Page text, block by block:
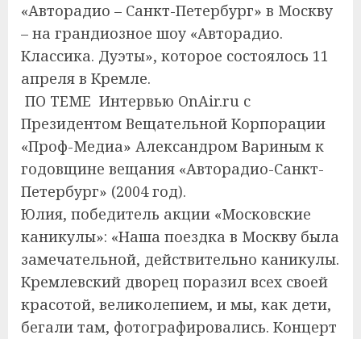
«Авторадио – Санкт-Петербург» в Москву
– на грандиозное шоу «Авторадио.
Классика. Дуэты», которое состоялось 11
апреля в Кремле.
ПО ТЕМЕ Интервью OnAir.ru с
Президентом Вещательной Корпорации
«Проф-Медиа» Александром Вариным к
годовщине вещания «Авторадио-Санкт-
Петербург» (2004 год).
Юлия, победитель акции «Московские
каникулы»: «Наша поездка в Москву была
замечательной, действительно каникулы.
Кремлевский дворец поразил всех своей
красотой, великолепием, и мы, как дети,
бегали там, фотографировались. Концерт